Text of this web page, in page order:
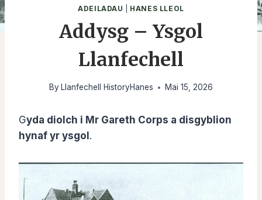
ADEILADAU HANES LLEOL
Addysg – Ysgol
Llanfechell
By Llanfechell HistoryHanes Mai 15, 2026
Gyda diolch i Mr Gareth Corps a disgyblion
hynaf yr ysgol .